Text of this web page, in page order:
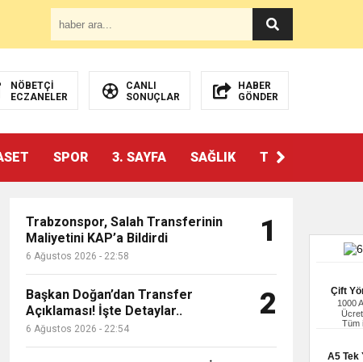
Çift
1000
Tüm
A5 Tek
NÖBETÇİ
ECZANELER
CANLI
SONUÇLAR
HABER
GÖNDER
SPOR 3. SAYFA SAĞLIK TEKNOLOJİ
Trabzonspor, Salah Transferinin
Maliyetini KAP’a Bildirdi
6 Ağustos 2026 - 22:58
1
Başkan Doğan’dan Transfer
Açıklaması! İşte Detaylar..
6 Ağustos 2026 - 22:54
2